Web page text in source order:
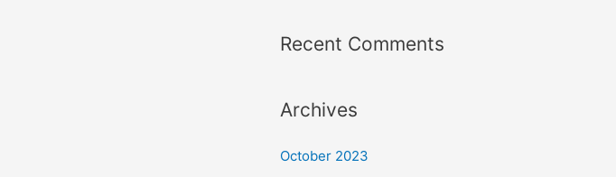
Recent Comments
Archives
October 2023